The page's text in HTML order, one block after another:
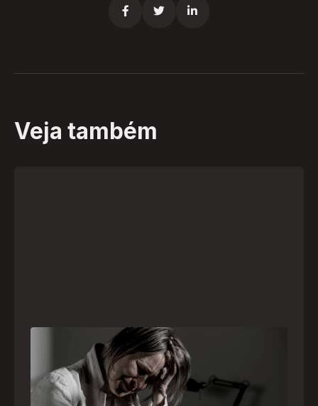
  
Veja também
Crise psiquiátrica é urgência médica: saiba
como o SAMU atua nesses casos
Surtos, tentativas de suicídio e episódios de